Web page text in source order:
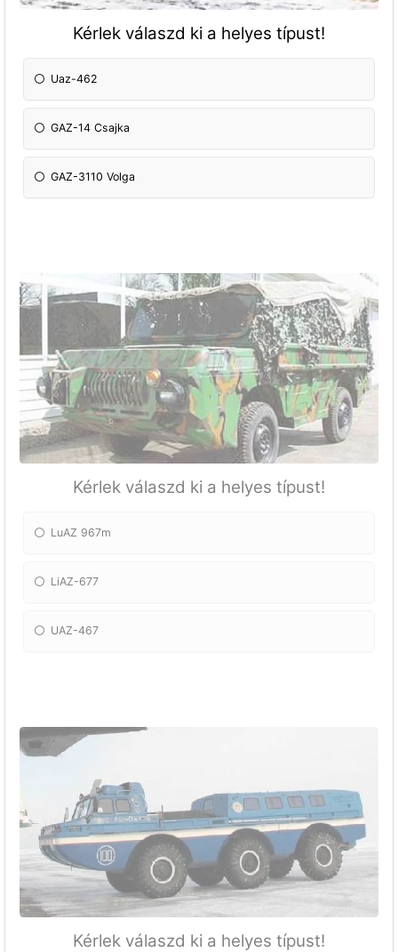
Kérlek válaszd ki a helyes típust!
Uaz-462
GAZ-14 Csajka
GAZ-3110 Volga
Kérlek válaszd ki a helyes típust!
LuAZ 967m
LiAZ-677
UAZ-467
Kérlek válaszd ki a helyes típust!